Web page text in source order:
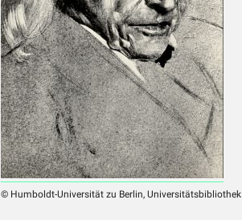
© Humboldt-Universität zu Berlin, Universitätsbibliothek